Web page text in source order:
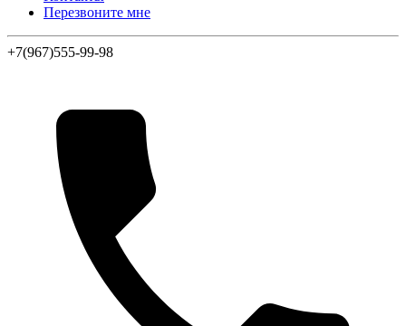
Перезвоните мне
+7(967)555-99-98